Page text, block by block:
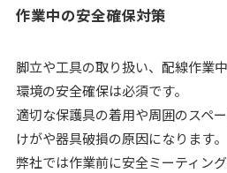
作業中の安全確保対策
脚立や工具の取り扱い、配線作業
環境の安全確保は必須です。
適切な保護具の着用や周囲のスペ
けがや器具破損の原因になります。
弊社では作業前に安全ミーティン